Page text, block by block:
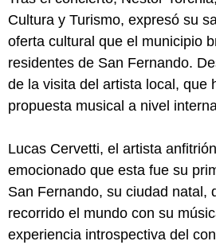
Cultura y Turismo, expresó su
oferta cultural que el municipio
residentes de San Fernando.
de la visita del artista local, que
propuesta musical a nivel
Lucas Cervetti, el artista
emocionado que esta fue su
San Fernando, su ciudad natal,
recorrido el mundo con su
experiencia introspectiva del